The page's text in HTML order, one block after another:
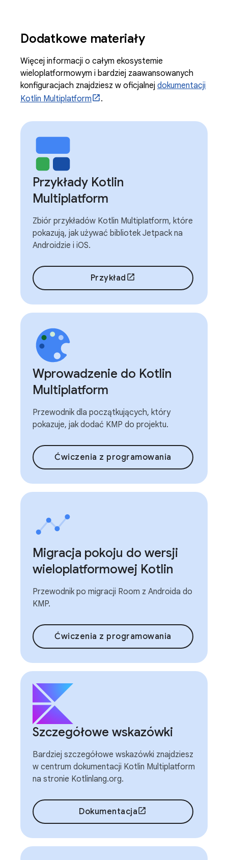
Dodatkowe materiały
Więcej informacji o całym ekosystemie
wieloplatformowym i bardziej zaawansowanych
konfiguracjach znajdziesz w oficjalnej dokumentacji
Kotlin Multiplatform
.
Przykłady Kotlin
Multiplatform
Zbiór przykładów Kotlin Multiplatform, które
pokazują, jak używać bibliotek Jetpack na
Androidzie i iOS.
Przykład
Wprowadzenie do Kotlin
Multiplatform
Przewodnik dla początkujących, który
pokazuje, jak dodać KMP do projektu.
Ćwiczenia z programowania
Migracja pokoju do wersji
wieloplatformowej Kotlin
Przewodnik po migracji Room z Androida do
KMP.
Ćwiczenia z programowania
Szczegółowe wskazówki
Bardziej szczegółowe wskazówki znajdziesz
w centrum dokumentacji Kotlin Multiplatform
na stronie Kotlinlang.org.
Dokumentacja